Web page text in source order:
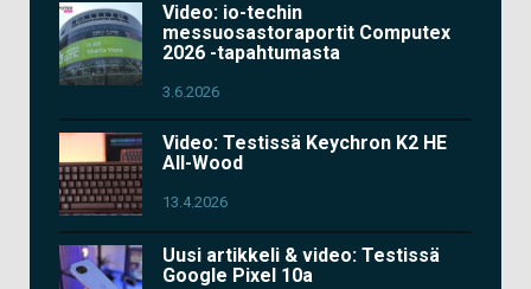
Video: io-techin
messuosastoraportit Computex
2026 -tapahtumasta
3.6.2026
Video: Testissä Keychron K2 HE
All-Wood
13.4.2026
Uusi artikkeli & video: Testissä
Google Pixel 10a